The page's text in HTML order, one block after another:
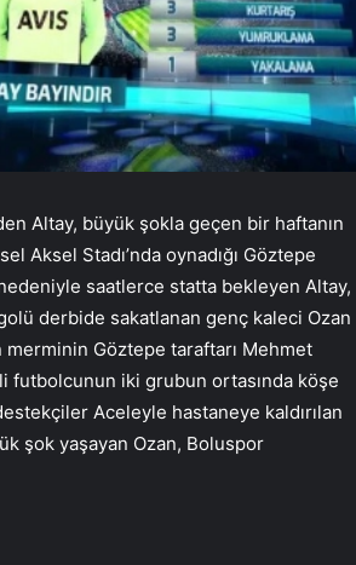
Altay, büyük şokla geçen bir haftanın
Aksel Stadı’nda oynadığı Göztepe
saatlerce statta bekleyen Altay,
derbide sakatlanan genç kaleci Ozan
Göztepe taraftarı Mehmet
futbolcunun iki grubun ortasında köşe
Aceleyle hastaneye kaldırılan
şok yaşayan Ozan, Boluspor